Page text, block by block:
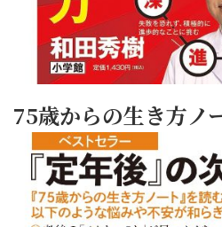
75歳からの生き方ノ